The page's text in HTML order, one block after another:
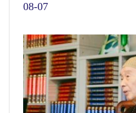
08-07